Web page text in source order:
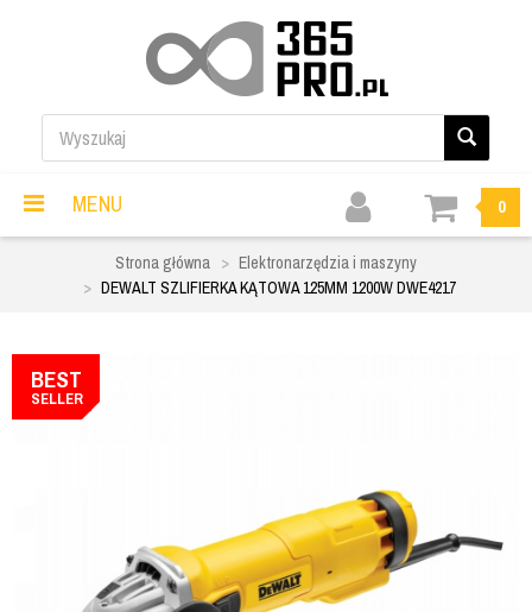
MENU 0
Strona główna
Elektronarzędzia i maszyny
DEWALT SZLIFIERKA KĄTOWA 125MM 1200W DWE4217
BEST
SELLER